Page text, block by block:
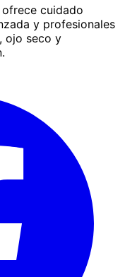
cuidado
y profesionales
ojo seco y